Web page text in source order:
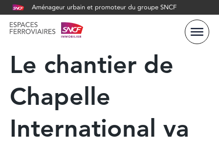
Aménageur urbain et promoteur du groupe SNCF
Le chantier de
Chapelle
International va